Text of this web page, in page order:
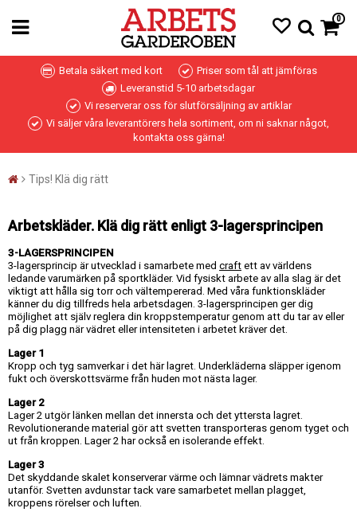
0
Betala säkert med kort
Priser som tål att jämföras
Leveranstid 5-10 arbetsdagar
Vi reserverar oss för slutförsäljning av artiklar
Vi säljer våra leverantörers hela sortiment, om ni saknar något,
kontakta oss gärna!
Tips! Klä dig rätt
Arbetskläder. Klä dig rätt enligt 3-lagersprincipen
3-LAGERSPRINCIPEN
3-lagersprincip är utvecklad i samarbete med craft ett av världens
ledande varumärken på sportkläder. Vid fysiskt arbete av alla slag är det
viktigt att hålla sig torr och vältempererad. Med våra funktionskläder
känner du dig tillfreds hela arbetsdagen. 3-lagersprincipen ger dig
möjlighet att själv reglera din kroppstemperatur genom att du tar av eller
på dig plagg när vädret eller intensiteten i arbetet kräver det.
Lager 1
Kropp och tyg samverkar i det här lagret. Underkläderna släpper igenom
fukt och överskottsvärme från huden mot nästa lager.
Lager 2
Lager 2 utgör länken mellan det innersta och det yttersta lagret.
Revolutionerande material gör att svetten transporteras genom tyget och
ut från kroppen. Lager 2 har också en isolerande effekt.
Lager 3
Det skyddande skalet konserverar värme och lämnar vädrets makter
utanför. Svetten avdunstar tack vare samarbetet mellan plagget,
kroppens rörelser och luften.